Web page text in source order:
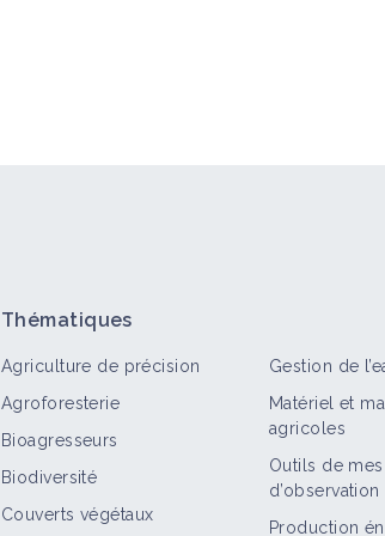
Thématiques
Agriculture de précision
Agroforesterie
Bioagresseurs
Biodiversité
Couverts végétaux
Gestion de
Matériel et
agricoles
Outils de
d’observation
Production